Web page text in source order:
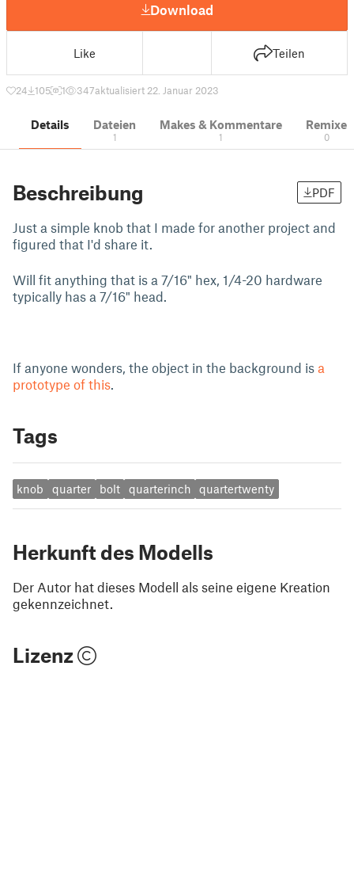
Download
Like Teilen
24 105 1 347aktualisiert 22. Januar 2023
Details Dateien
1
Makes & Kommentare
1
Remixe
0
Beschreibung PDF
Just a simple knob that I made for another project and
figured that I'd share it.
Will fit anything that is a 7/16" hex, 1/4-20 hardware
typically has a 7/16" head.
If anyone wonders, the object in the background is a
prototype of this.
Tags
knob quarter bolt quarterinch quartertwenty
Herkunft des Modells
Der Autor hat dieses Modell als seine eigene Kreation
gekennzeichnet.
Lizenz